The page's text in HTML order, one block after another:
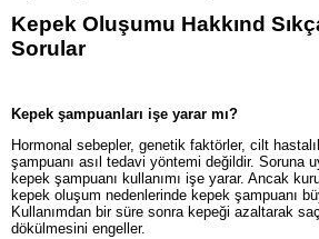
Kepek Oluşumu Hakkınd
Sorular
Kepek şampuanları işe yarar mı?
Hormonal sebepler, genetik faktörler, cilt
şampuanı asıl tedavi yöntemi değildir. Soruna
kepek şampuanı kullanımı işe yarar. Ancak
kepek oluşum nedenlerinde kepek şampuanı
Kullanımdan bir süre sonra kepeği azaltarak
dökülmesini engeller.